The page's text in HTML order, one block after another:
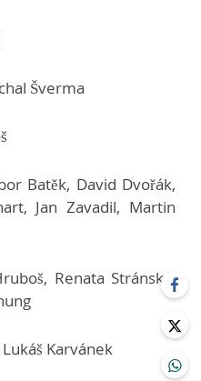
Šverma
Batěk, David Dvořák,
Jan Zavadil, Martin
Renata Stránská,
Karvánek